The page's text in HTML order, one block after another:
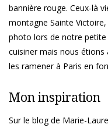
bannière rouge. Ceux-là
montagne Sainte Victoire,
photo lors de notre petite
cuisiner mais nous étions
les ramener à Paris en
Mon inspiration
Sur le blog de Marie-